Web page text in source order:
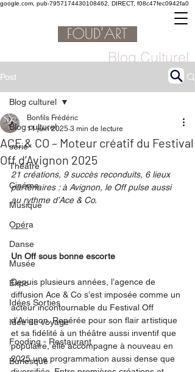
google.com, pub-7957174430108462, DIRECT, f08c47fec0942fa0
Blog Culturel
Post
Blog culturel
serie
Théâtre
Cinéma
Musique
Opéra
Danse
Musée
Expo
Idées Sorties
Idée de voyage
Fooding - Restaurant
Burlesque
Blog culturel
ACE & CO – Moteur créatif du Festival
Off d’Avignon 2025
Bonfils Frédéric
11 juin 2025 3 min de lecture
21 créations, 9 succès reconduits, 6 lieux
partenaires : à Avignon, le Off pulse aussi
au rythme d’Ace & Co.
Un Off sous bonne escorte
Depuis plusieurs années, l’agence de
diffusion Ace & Co s’est imposée comme un
acteur incontournable du Festival Off
d’Avignon. Repérée pour son flair artistique
et sa fidélité à un théâtre aussi inventif que
populaire, elle accompagne à nouveau en
2025 une programmation aussi dense que